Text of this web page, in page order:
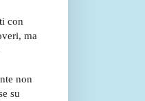
con
ma
non
su